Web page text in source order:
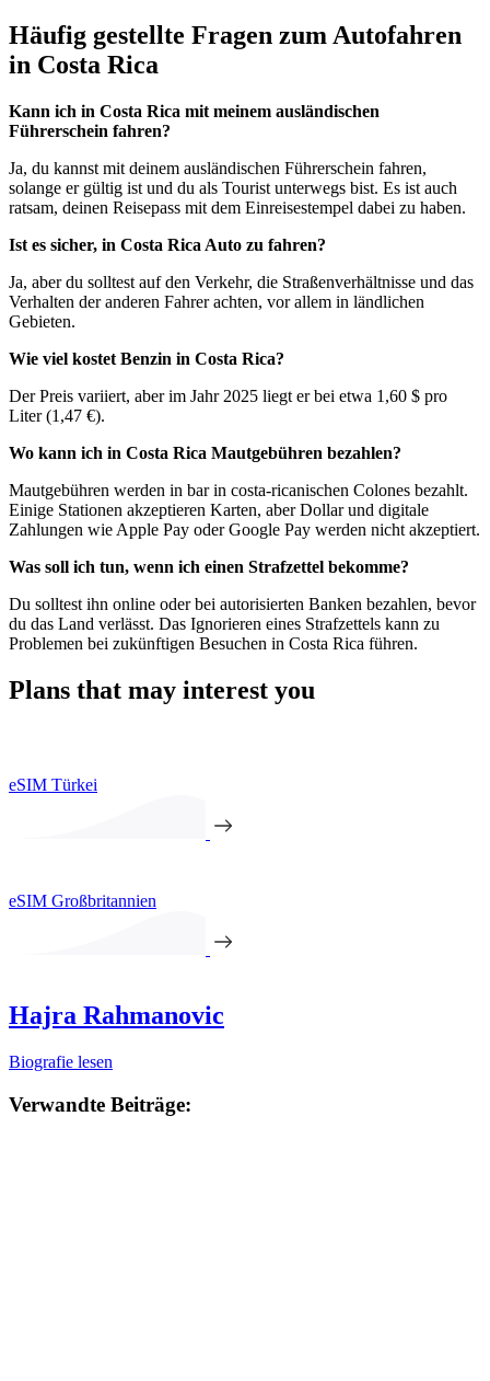
Häufig gestellte Fragen zum Autofahren
in Costa Rica
Kann ich in Costa Rica mit meinem ausländischen
Führerschein fahren?
Ja, du kannst mit deinem ausländischen Führerschein fahren,
solange er gültig ist und du als Tourist unterwegs bist. Es ist auch
ratsam, deinen Reisepass mit dem Einreisestempel dabei zu haben.
Ist es sicher, in Costa Rica Auto zu fahren?
Ja, aber du solltest auf den Verkehr, die Straßenverhältnisse und das
Verhalten der anderen Fahrer achten, vor allem in ländlichen
Gebieten.
Wie viel kostet Benzin in Costa Rica?
Der Preis variiert, aber im Jahr 2025 liegt er bei etwa 1,60 $ pro
Liter (1,47 €).
Wo kann ich in Costa Rica Mautgebühren bezahlen?
Mautgebühren werden in bar in costa-ricanischen Colones bezahlt.
Einige Stationen akzeptieren Karten, aber Dollar und digitale
Zahlungen wie Apple Pay oder Google Pay werden nicht akzeptiert.
Was soll ich tun, wenn ich einen Strafzettel bekomme?
Du solltest ihn online oder bei autorisierten Banken bezahlen, bevor
du das Land verlässt. Das Ignorieren eines Strafzettels kann zu
Problemen bei zukünftigen Besuchen in Costa Rica führen.
Plans that may interest you
eSIM Türkei
eSIM Großbritannien
Hajra Rahmanovic
Biografie lesen
Verwandte Beiträge: